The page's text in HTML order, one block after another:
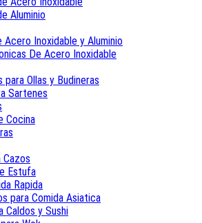
Aluminio
Acero Inoxidable y Aluminio
De Acero Inoxidable
Ollas y Budineras
Sartenes
Cocina
Cazos
Estufa
Rapida
para Comida Asiatica
Caldos y Sushi